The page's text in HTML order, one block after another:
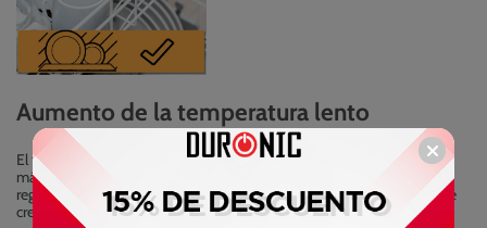
Aumento de la temperatura lento
El truco para hacer yogur casero es ir usando calor poco a poco. Esta
máquina para hacer yogures va subiendo la temperatura de manera
regular hasta alcanzar los 38 grados. De esta manera el yogur se hace
cremoso y consistente pero suave.